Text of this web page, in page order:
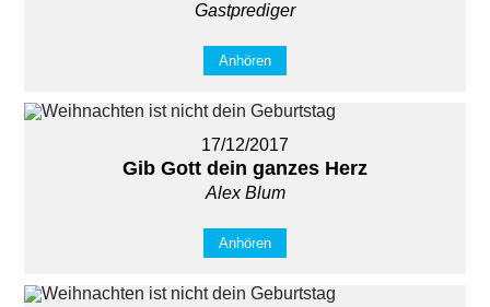
Gastprediger
Anhören
17/12/2017
Gib Gott dein ganzes Herz
Alex Blum
Anhören